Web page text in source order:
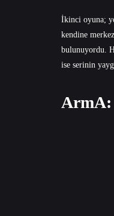
İkinci oyuna;
kendine
bulunuyordu.
ise serinin
ArmA: